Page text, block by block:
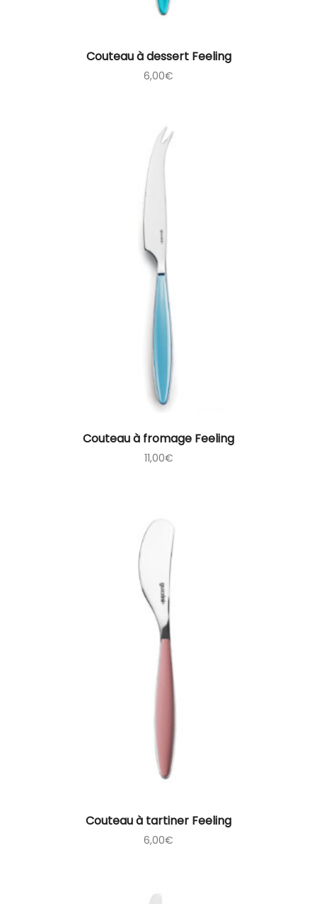
Couteau à dessert Feeling
6,00€
Couteau à fromage Feeling
11,00€
Couteau à tartiner Feeling
6,00€